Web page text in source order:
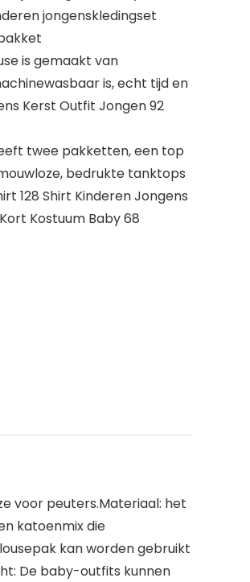
jongenskledingset
is gemaakt van
is, echt tijd en
Kerst Outfit Jongen 92
twee pakketten, een top
bedrukte tanktops
128 Shirt Kinderen Jongens
Kostuum Baby 68
voor peuters.Materiaal: het
katoenmix die
kan worden gebruikt
De baby-outfits kunnen